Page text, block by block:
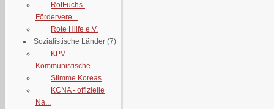
RotFuchs-
Fördervere...
Rote Hilfe e.V.
Sozialistische Länder (7)
KPV -
Kommunistische...
Stimme Koreas
KCNA - offizielle
Na...